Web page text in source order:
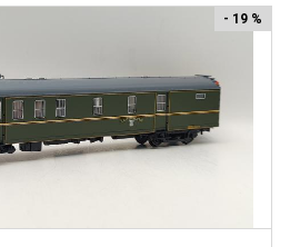
- 19 %